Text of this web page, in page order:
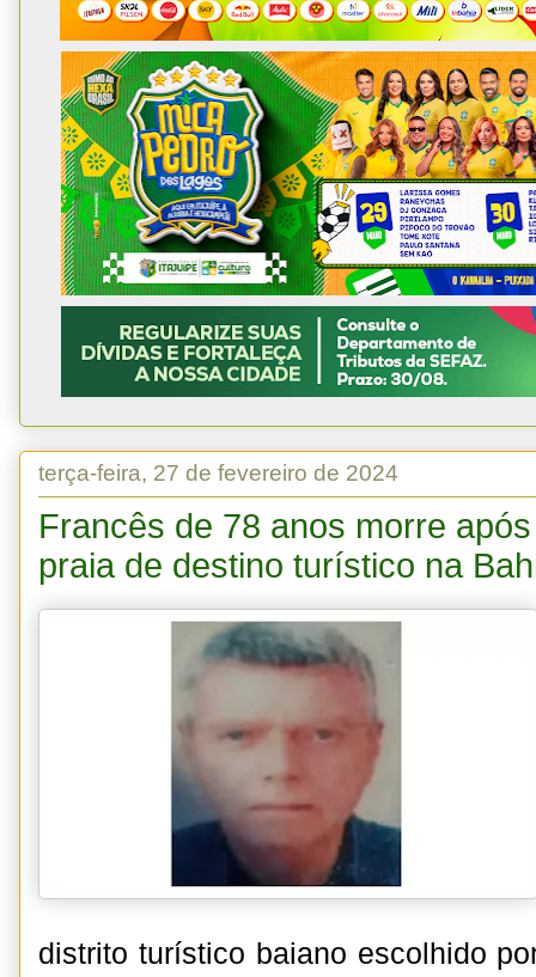
terça-feira, 27 de fevereiro de 2024
Francês de 78 anos morre
praia de destino turístico na
distrito turístico baiano escolhido